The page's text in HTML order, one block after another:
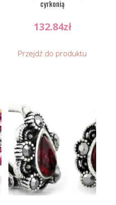
cyrkonią
132.84zł
Przejdź do produktu